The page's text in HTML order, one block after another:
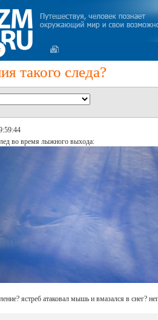
такого следа?
во время лыжного выхода:
ястреб атаковал мышь и вмазался в снег?